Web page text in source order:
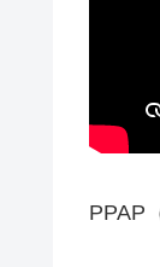
PPAP